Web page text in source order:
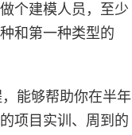
个建模人员，至少
和第一种类型的
能够帮助你在半年
项目实训、周到的